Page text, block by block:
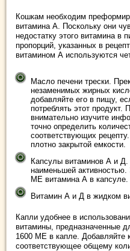
Кошкам необходим
витамина А. Поскольку они
недостатку этого витамина в
пропорций, указанных в
витамином А используются
Масло печени трески.
незаменимых жирных
добавляйте его в пищу,
потреблять этот
внимательно изучите
точно определить
соответствующих
плотно закрытой емкости.
Капсулы витаминов А и
наименьшей активностью.
ME витамина А в капсуле.
Витамин А и Д в жидком
Капли удобнее в
витамины, предназначенные
1600 ME в капле. Добавляйте
соответствующее общему